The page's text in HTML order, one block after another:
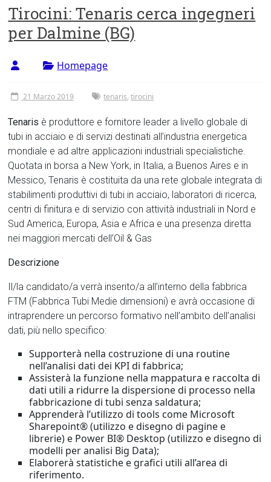
Tirocini: Tenaris cerca ingegneri
per Dalmine (BG)
Homepage
21 Marzo 2019 tenaris,tirocini
Tenaris è produttore e fornitore leader a livello globale di
tubi in acciaio e di servizi destinati all’industria energetica
mondiale e ad altre applicazioni industriali specialistiche.
Quotata in borsa a New York, in Italia, a Buenos Aires e in
Messico, Tenaris è costituita da una rete globale integrata di
stabilimenti produttivi di tubi in acciaio, laboratori di ricerca,
centri di finitura e di servizio con attività industriali in Nord e
Sud America, Europa, Asia e Africa e una presenza diretta
nei maggiori mercati dell’Oil & Gas
Descrizione
Il/la candidato/a verrà inserito/a all’interno della fabbrica
FTM (Fabbrica Tubi Medie dimensioni) e avrà occasione di
intraprendere un percorso formativo nell’ambito dell’analisi
dati, più nello specifico:
Supporterà nella costruzione di una routine
nell’analisi dati dei KPI di fabbrica;
Assisterà la funzione nella mappatura e raccolta di
dati utili a ridurre la dispersione di processo nella
fabbricazione di tubi senza saldatura;
Apprenderà l’utilizzo di tools come Microsoft
Sharepoint® (utilizzo e disegno di pagine e
librerie) e Power BI® Desktop (utilizzo e disegno di
modelli per analisi Big Data);
Elaborerà statistiche e grafici utili all’area di
riferimento.